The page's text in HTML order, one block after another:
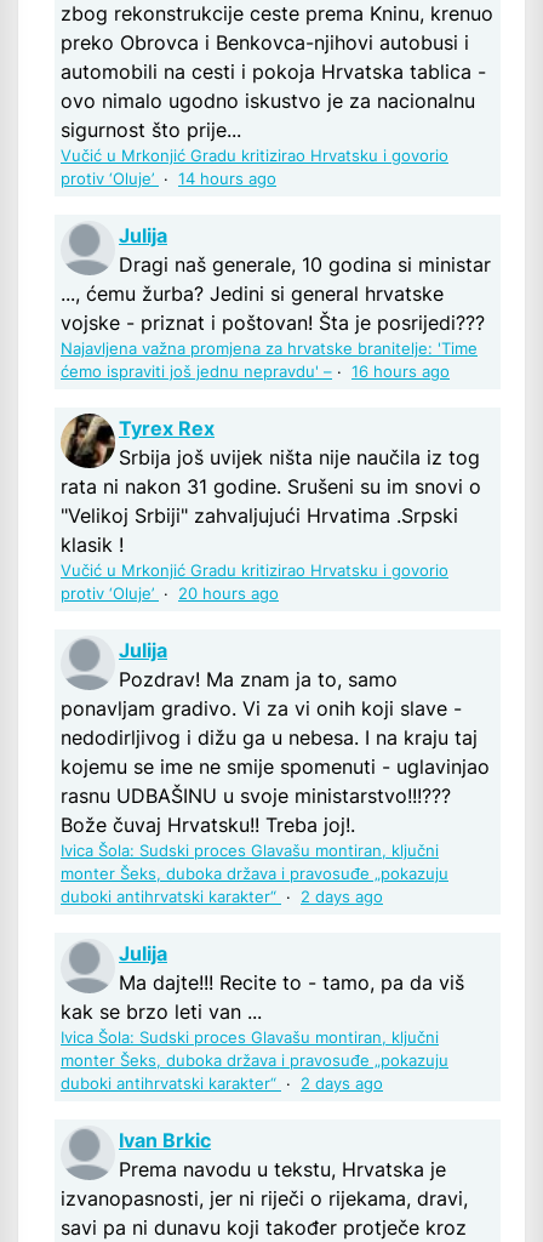
zbog rekonstrukcije ceste prema Kninu, krenuo
preko Obrovca i Benkovca-njihovi autobusi i
automobili na cesti i pokoja Hrvatska tablica -
ovo nimalo ugodno iskustvo je za nacionalnu
sigurnost što prije...
Vučić u Mrkonjić Gradu kritizirao Hrvatsku i govorio
protiv ‘Oluje’ · 14 hours ago
Julija
Dragi naš generale, 10 godina si ministar
..., ćemu žurba? Jedini si general hrvatske
vojske - priznat i poštovan! Šta je posrijedi???
Najavljena važna promjena za hrvatske branitelje: 'Time
ćemo ispraviti još jednu nepravdu' – · 16 hours ago
Tyrex Rex
Srbija još uvijek ništa nije naučila iz tog
rata ni nakon 31 godine. Srušeni su im snovi o
"Velikoj Srbiji" zahvaljujući Hrvatima .Srpski
klasik !
Vučić u Mrkonjić Gradu kritizirao Hrvatsku i govorio
protiv ‘Oluje’ · 20 hours ago
Julija
Pozdrav! Ma znam ja to, samo
ponavljam gradivo. Vi za vi onih koji slave -
nedodirljivog i dižu ga u nebesa. I na kraju taj
kojemu se ime ne smije spomenuti - uglavinjao
rasnu UDBAŠINU u svoje ministarstvo!!!???
Bože čuvaj Hrvatsku!! Treba joj!.
Ivica Šola: Sudski proces Glavašu montiran, ključni
monter Šeks, duboka država i pravosuđe „pokazuju
duboki antihrvatski karakter“ · 2 days ago
Julija
Ma dajte!!! Recite to - tamo, pa da viš
kak se brzo leti van ...
Ivica Šola: Sudski proces Glavašu montiran, ključni
monter Šeks, duboka država i pravosuđe „pokazuju
duboki antihrvatski karakter“ · 2 days ago
Ivan Brkic
Prema navodu u tekstu, Hrvatska je
izvanopasnosti, jer ni riječi o rijekama, dravi,
savi pa ni dunavu koji također protječe kroz